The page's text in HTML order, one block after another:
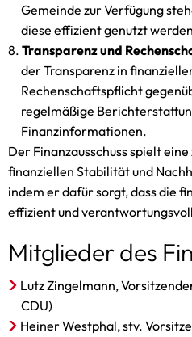
Gemeinde zur Verfügung
diese effizient genutzt
Transparenz und
der Transparenz in
Rechenschaftspflicht
regelmäßige
Finanzinformationen.
Der Finanzausschuss spielt
finanziellen Stabilität und
indem er dafür sorgt, dass die
effizient und
Mitglieder des
Lutz Zingelmann,
CDU)
Heiner Westphal, stv.